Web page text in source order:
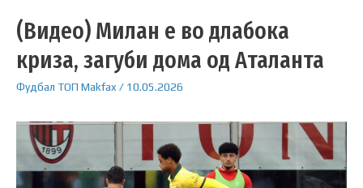
(Видео) Милан е во длабока
криза, загуби дома од Аталанта
Фудбал ТОП Makfax/ 10.05.2026